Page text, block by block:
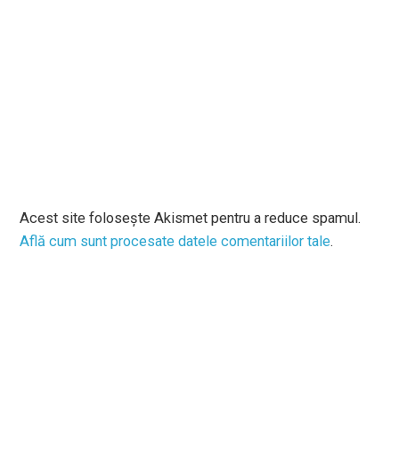
Acest site folosește Akismet pentru a reduce spamul.
Află cum sunt procesate datele comentariilor tale.